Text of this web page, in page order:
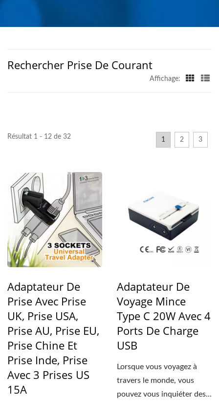
COMPANY
Rechercher Prise De Courant
Affichage:
Résultat 1 - 12 de 32 1 2 3
Adaptateur De
Prise Avec Prise
UK, Prise USA,
Prise AU, Prise EU,
Prise Chine Et
Prise Inde, Prise
Avec 3 Prises US
15A
Adaptateur De
Voyage Mince
Type C 20W Avec 4
Ports De Charge
USB
Lorsque vous voyagez à
travers le monde, vous
pouvez vous inquiéter des